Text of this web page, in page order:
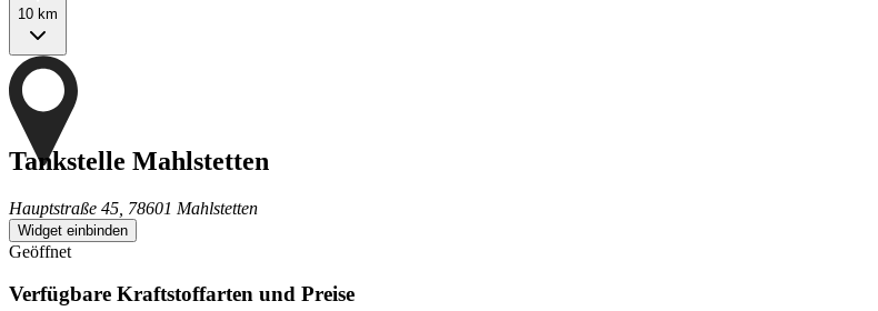
10 km
Tankstelle Mahlstetten
Hauptstraße 45, 78601 Mahlstetten
Widget einbinden
Geöffnet
Verfügbare Kraftstoffarten und Preise